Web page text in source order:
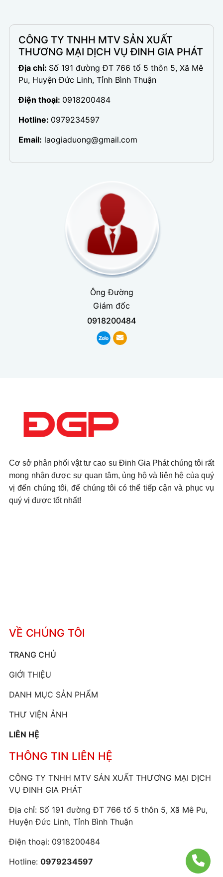
CÔNG TY TNHH MTV SẢN XUẤT
THƯƠNG MẠI DỊCH VỤ ĐINH GIA PHÁT
Địa chỉ: Số 191 đường ĐT 766 tổ 5 thôn 5, Xã Mê
Pu, Huyện Đức Linh, Tỉnh Bình Thuận
Điện thoại: 0918200484
Hotline: 0979234597
Email: laogiaduong@gmail.com
Ông Đường
Giám đốc
0918200484
Cơ sở phân phối vật tư cao su Đinh Gia Phát chúng tôi rất
mong nhận được sự quan tâm, ủng hộ và liên hệ của quý
vị đến chúng tôi, để chúng tôi có thể tiếp cận và phục vụ
quý vị được tốt nhất!
VỀ CHÚNG TÔI
TRANG CHỦ
GIỚI THIỆU
DANH MỤC SẢN PHẨM
THƯ VIỆN ẢNH
LIÊN HỆ
THÔNG TIN LIÊN HỆ
CÔNG TY TNHH MTV SẢN XUẤT THƯƠNG MẠI DỊCH
VỤ ĐINH GIA PHÁT
Địa chỉ: Số 191 đường ĐT 766 tổ 5 thôn 5, Xã Mê Pu,
Huyện Đức Linh, Tỉnh Bình Thuận
Điện thoại: 0918200484
Hotline: 0979234597